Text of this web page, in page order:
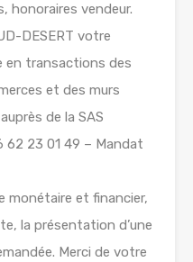
honoraires vendeur.
DESERT votre
en transactions des
et des murs
de la SAS
62 23 01 49 – Mandat
monétaire et financier,
la présentation d’une
Merci de votre